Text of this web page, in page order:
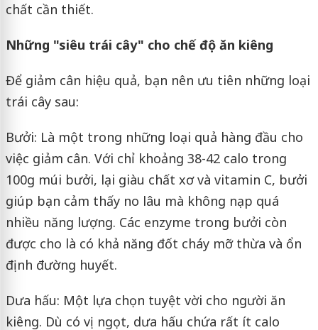
chất cần thiết.
Những "siêu trái cây" cho chế độ ăn kiêng
Để giảm cân hiệu quả, bạn nên ưu tiên những loại
trái cây sau:
Bưởi: Là một trong những loại quả hàng đầu cho
việc giảm cân. Với chỉ khoảng 38-42 calo trong
100g múi bưởi, lại giàu chất xơ và vitamin C, bưởi
giúp bạn cảm thấy no lâu mà không nạp quá
nhiều năng lượng. Các enzyme trong bưởi còn
được cho là có khả năng đốt cháy mỡ thừa và ổn
định đường huyết.
Dưa hấu: Một lựa chọn tuyệt vời cho người ăn
kiêng. Dù có vị ngọt, dưa hấu chứa rất ít calo